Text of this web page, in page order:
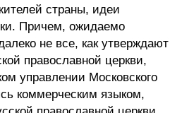
страны, идеи
Причем, ожидаемо
не все, как утверждают
православной церкви,
управлении Московского
коммерческим языком,